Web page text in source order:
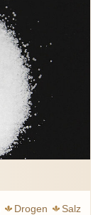
Drogen Salz